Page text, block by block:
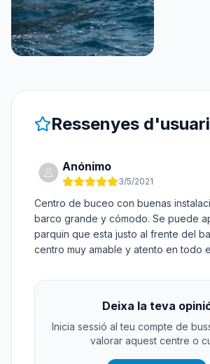
Ressenyes
Anónimo
3/5/2021
Centro de buceo con buenas
barco grande y cómodo. Se puede
parquin que esta justo al frente del
centro muy amable y atento en todo
Deixa la teva
Inicia sessió al teu compte de
valorar aquest centre o